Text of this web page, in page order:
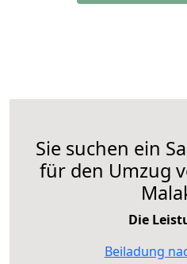
Sie suchen ein
für den Umzug
Die
Beiladung